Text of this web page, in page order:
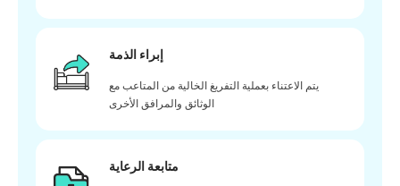
إبراء الذمة
يتم الاعتناء بعملية التفريغ الخالية من المتاعب مع
الوثائق والمرافق الأخرى
متابعة الرعاية